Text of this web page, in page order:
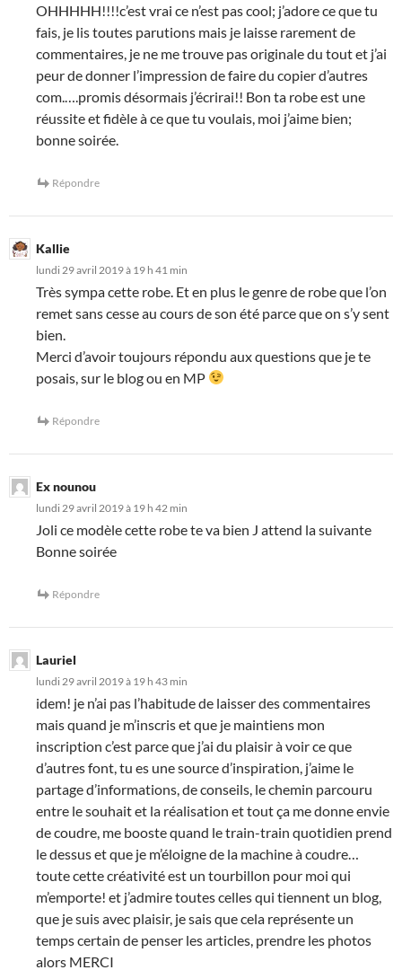
OHHHHH!!!!c’est vrai ce n’est pas cool; j’adore ce que tu
fais, je lis toutes parutions mais je laisse rarement de
commentaires, je ne me trouve pas originale du tout et j’ai
peur de donner l’impression de faire du copier d’autres
com.….promis désormais j’écrirai!! Bon ta robe est une
réussite et fidèle à ce que tu voulais, moi j’aime bien;
bonne soirée.
Répondre
Kallie
lundi 29 avril 2019 à 19 h 41 min
Très sympa cette robe. Et en plus le genre de robe que l’on
remet sans cesse au cours de son été parce que on s’y sent
bien.
Merci d’avoir toujours répondu aux questions que je te
posais, sur le blog ou en MP
Répondre
Ex nounou
lundi 29 avril 2019 à 19 h 42 min
Joli ce modèle cette robe te va bien J attend la suivante
Bonne soirée
Répondre
Lauriel
lundi 29 avril 2019 à 19 h 43 min
idem! je n’ai pas l’habitude de laisser des commentaires
mais quand je m’inscris et que je maintiens mon
inscription c’est parce que j’ai du plaisir à voir ce que
d’autres font, tu es une source d’inspiration, j’aime le
partage d’informations, de conseils, le chemin parcouru
entre le souhait et la réalisation et tout ça me donne envie
de coudre, me booste quand le train-train quotidien prend
le dessus et que je m’éloigne de la machine à coudre…
toute cette créativité est un tourbillon pour moi qui
m’emporte! et j’admire toutes celles qui tiennent un blog,
que je suis avec plaisir, je sais que cela représente un
temps certain de penser les articles, prendre les photos
alors MERCI